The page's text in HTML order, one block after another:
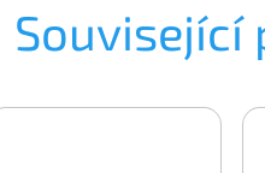
Související